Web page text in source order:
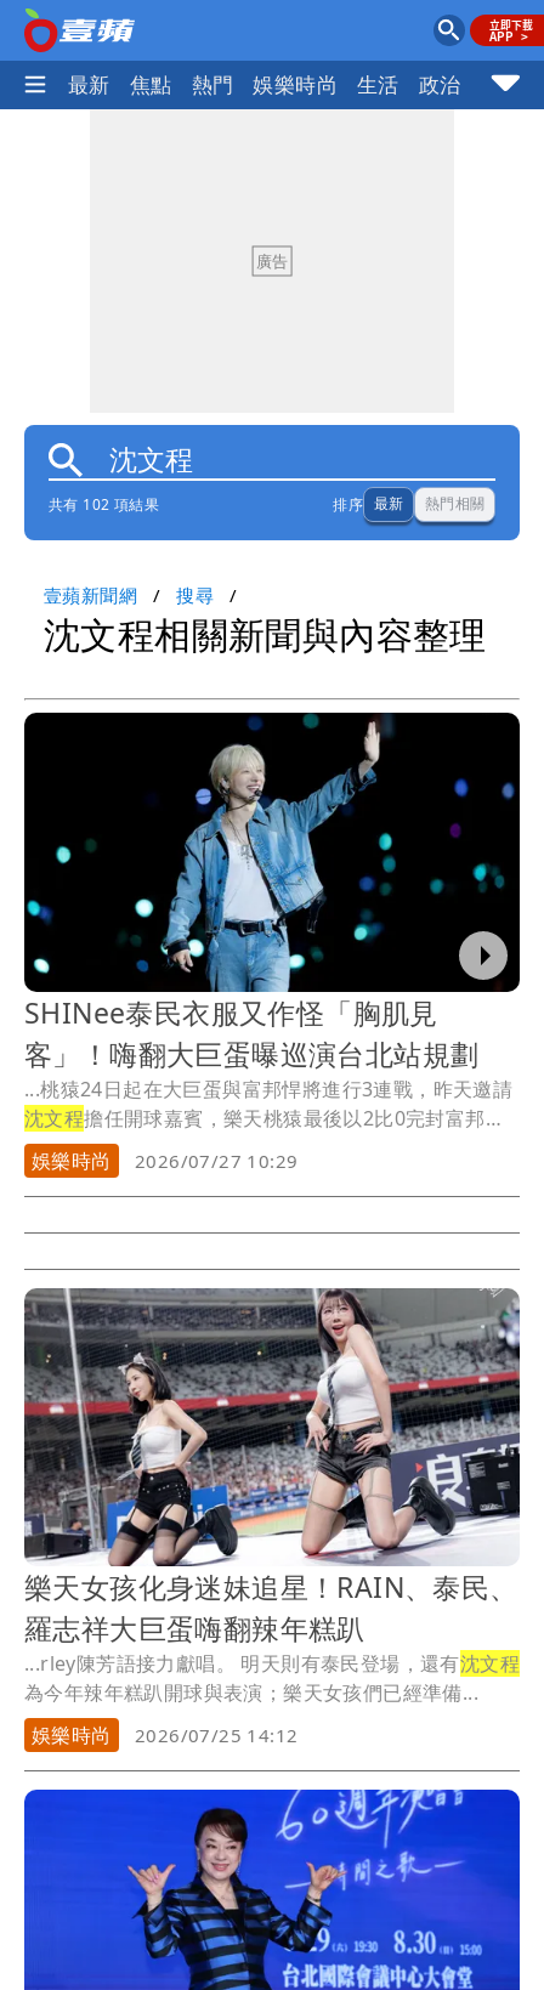
最新 焦點 熱門 娛樂時尚 生活 政治 社會
共有 102 項結果 排序 最新 熱門相關
壹蘋新聞網 搜尋
沈文程相關新聞與內容整理
SHINee泰民衣服又作怪「胸肌見
客」！嗨翻大巨蛋曝巡演台北站規劃
...桃猿24日起在大巨蛋與富邦悍將進行3連戰，昨天邀請
沈文程擔任開球嘉賓，樂天桃猿最後以2比0完封富邦
悍...
娛樂時尚 2026/07/27 10:29
樂天女孩化身迷妹追星！RAIN、泰民、
羅志祥大巨蛋嗨翻辣年糕趴
...rley陳芳語接力獻唱。 明天則有泰民登場，還有沈文程
為今年辣年糕趴開球與表演；樂天女孩們已經準備...
娛樂時尚
2026/07/25 14:12